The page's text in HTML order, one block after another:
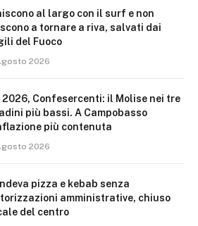
al largo con il surf e non
a tornare a riva, salvati dai
del Fuoco
2026
2026, Confesercenti: il Molise nei tre
più bassi. A Campobasso
più contenuta
2026
pizza e kebab senza
amministrative, chiuso
del centro